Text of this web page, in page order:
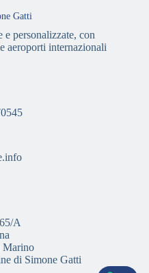
Gatti
personalizzate, con
aeroporti internazionali
A
Marino
di Simone Gatti